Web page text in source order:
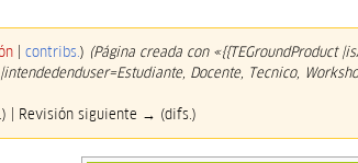
|contribs.) (Página creada con «{{TEGroundProduct
Docente, Tecnico,
| Revisión siguiente → (difs.)